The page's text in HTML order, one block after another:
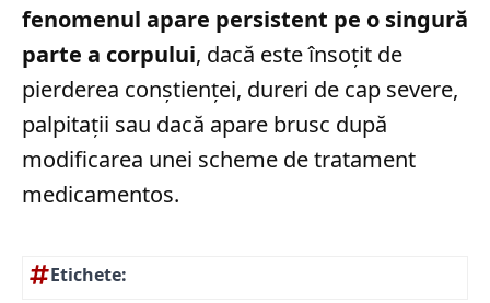
fenomenul apare persistent pe o singură
parte a corpului, dacă este însoțit de
pierderea conștienței, dureri de cap severe,
palpitații sau dacă apare brusc după
modificarea unei scheme de tratament
medicamentos.
Etichete: